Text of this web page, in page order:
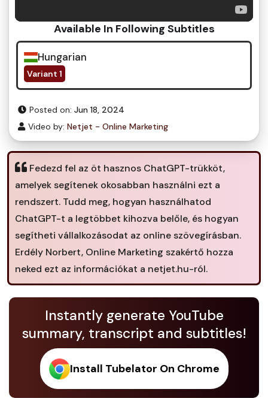
Available In Following Subtitles
Hungarian
Variant 1
Posted on: Jun 18, 2024
Video by: Netjet - Online Marketing
Fedezd fel az öt hasznos ChatGPT-trükköt,
amelyek segítenek okosabban használni ezt a
rendszert. Tudd meg, hogyan használhatod
ChatGPT-t a legtöbbet kihozva belőle, és hogyan
segítheti vállalkozásodat az online szövegírásban.
Erdély Norbert, Online Marketing szakértő hozza
neked ezt az információkat a netjet.hu-ról.
Instantly generate YouTube
summary, transcript and subtitles!
Install Tubelator On Chrome